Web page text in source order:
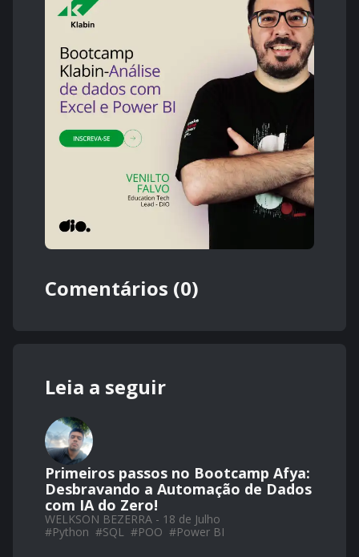
Comentários (0)
Leia a seguir
Primeiros passos no Bootcamp Afya:
Desbravando a Automação de Dados
com IA do Zero!
WELKSON BEZERRA - 18 de Julho
#Python #SQL #POO #Power BI